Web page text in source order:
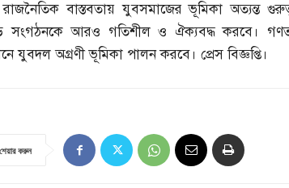
বাস্তবতায় যুবসমাজের ভূমিকা অত্যন্ত
সংগঠনকে আরও গতিশীল ও ঐক্যবদ্ধ করবে।
যুবদল অগ্রণী ভূমিকা পালন করবে। প্রেস বিজ্ঞপ্তি।
শেয়ার করুন